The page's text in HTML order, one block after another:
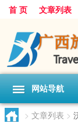
首 页 文章列表
网站导航
> 文章列表 >